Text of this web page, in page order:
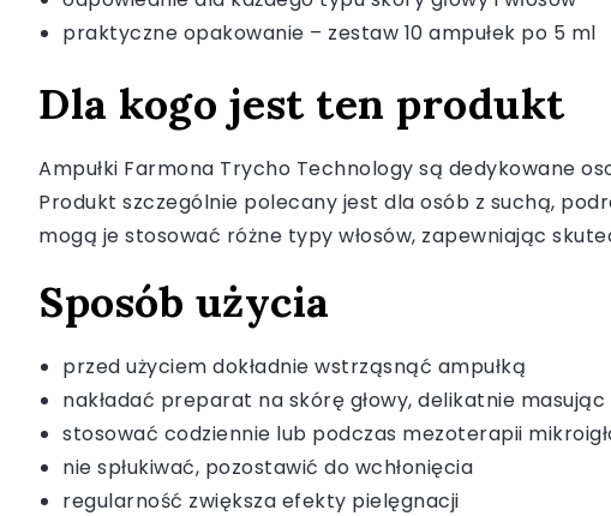
praktyczne opakowanie – zestaw 10 ampułek po 5 ml
Dla kogo jest ten produkt
Ampułki Farmona Trycho Technology są dedykowane
Produkt szczególnie polecany jest dla osób z suchą,
mogą je stosować różne typy włosów, zapewniając
Sposób użycia
przed użyciem dokładnie wstrząsnąć ampułką
nakładać preparat na skórę głowy, delikatnie masując
stosować codziennie lub podczas mezoterapii
nie spłukiwać, pozostawić do wchłonięcia
regularność zwiększa efekty pielęgnacji